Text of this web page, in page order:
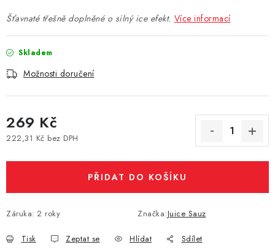
PŘÍSLUŠENSTVÍ
Vše o nákupu Jak reklamovat či vrátit zboží
Kontakty
Prodejny Volná místa
Šťavnaté třešně doplněné o silný ice efekt. Více informací
Skladem
Možnosti doručení
269 Kč
222,31 Kč bez DPH
PŘIDAT DO KOŠÍKU
Záruka: 2 roky Značka:Juice Sauz
Tisk Zeptat se Hlídat Sdílet